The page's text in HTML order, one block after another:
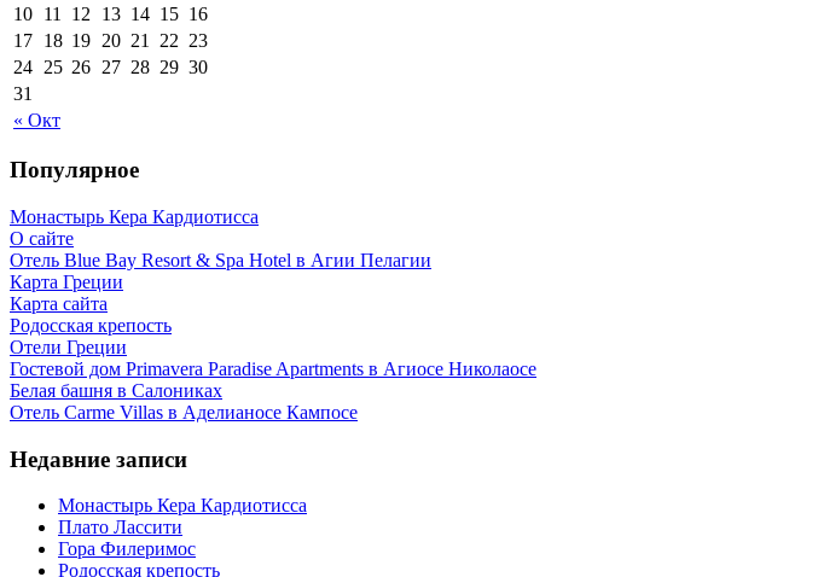
« Окт
10 11 12 13 14 15 16
17 18 19 20 21 22 23
24 25 26 27 28 29 30
31
Популярное
Монастырь Кера Кардиотисса
О сайте
Отель Blue Bay Resort & Spa Hotel в Агии Пелагии
Карта Греции
Карта сайта
Родосская крепость
Отели Греции
Гостевой дом Primavera Paradise Apartments в Агиосе Николаосе
Белая башня в Салониках
Отель Carme Villas в Аделианосе Кампосе
Недавние записи
Монастырь Кера Кардиотисса
Плато Лассити
Гора Филеримос
Родосская крепость